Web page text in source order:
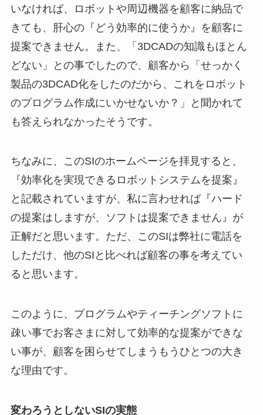
いなければ、ロボットや周辺機器を顧客に納品で
きても、肝心の『どう効率的に使うか』を顧客に
提案できません。また、「3DCADの知識もほとん
どない」との事でしたので、顧客から「せっかく
製品の3DCAD化をしたのだから、これをロボット
のプログラム作成にいかせないか？」と聞かれて
も答えられなかったそうです。
ちなみに、このSIのホームページを拝見すると、
『効率化を実現できるロボットシステムを提案』
と記載されていますが、私に言わせれば『ハード
の提案はしますが、ソフトは提案できません』が
正解だと思います。ただ、このSIは弊社に電話を
しただけ、他のSIと比べれば顧客の事を考えてい
ると思います。
このように、プログラムやティーチングソフトに
疎い事でお客さまに対して効率的な提案ができな
い事が、顧客を困らせてしまうもうひとつの大き
な理由です。
変わろうとしないSIの実態